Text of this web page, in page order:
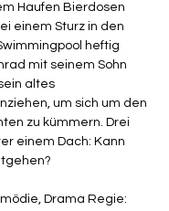
Haufen Bierdosen
einem Sturz in den
heftig
mit seinem Sohn
altes
um sich um den
zu kümmern. Drei
einem Dach: Kann
, Drama Regie: